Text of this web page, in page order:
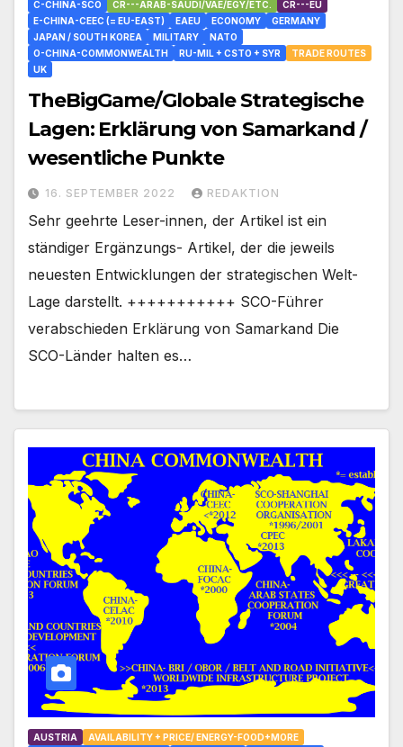
C-CHINA-SCO
CR---ARAB-SAUDI/VAE/EGY/ETC.
CR---EU
E-CHINA-CEEC (= EU-EAST)
EAEU ECONOMY
GERMANY
JAPAN / SOUTH KOREA
MILITARY
NATO
O-CHINA-COMMONWEALTH
RU-MIL + CSTO + SYR
TRADE ROUTES
UK
TheBigGame/Globale Strategische
Lagen: Erklärung von Samarkand /
wesentliche Punkte
16. SEPTEMBER 2022 REDAKTION
Sehr geehrte Leser-innen, der Artikel ist ein
ständiger Ergänzungs- Artikel, der die jeweils
neuesten Entwicklungen der strategischen Welt-
Lage darstellt. +++++++++++ SCO-Führer
verabschieden Erklärung von Samarkand Die
SCO-Länder halten es…
AUSTRIA
AVAILABILITY + PRICE/ ENERGY-FOOD+MORE